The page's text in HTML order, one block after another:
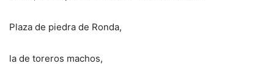
Plaza de piedra de Ronda,
la de toreros machos,